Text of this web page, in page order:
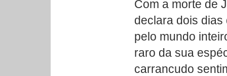
Com a morte de
declara dois dias
pelo mundo
raro da sua
carrancudo